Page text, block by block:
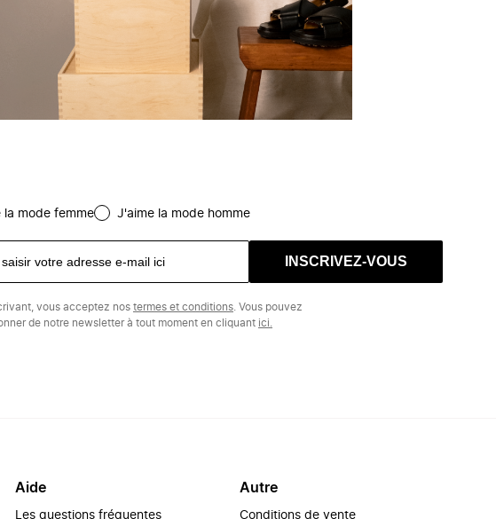
la mode femme J'aime la mode homme
INSCRIVEZ-VOUS
vous acceptez nos termes et conditions . Vous pouvez
de notre newsletter à tout moment en cliquant ici.
Aide
Les questions fréquentes
Autre
Conditions de vente